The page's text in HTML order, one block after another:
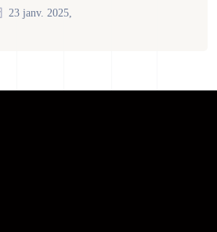
23 janv. 2025,